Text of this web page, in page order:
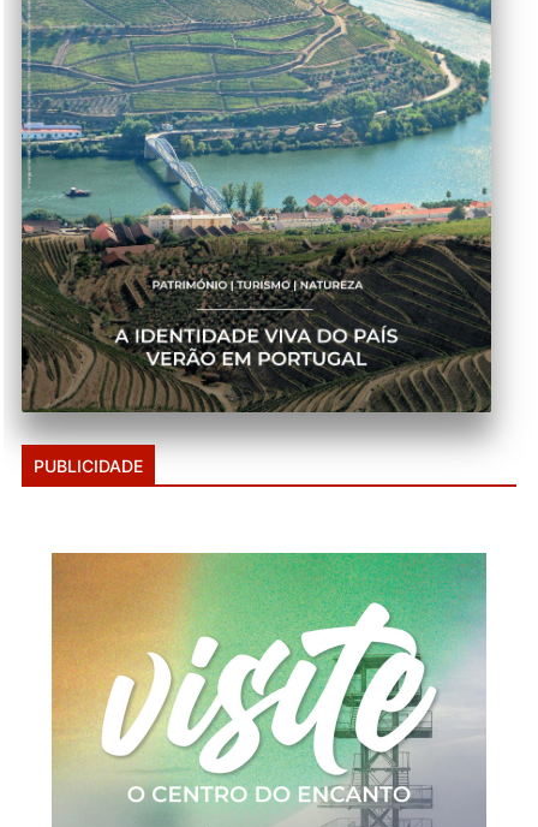
PUBLICIDADE